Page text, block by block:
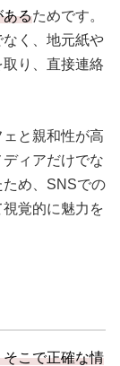
あるためです。
く、地元紙や
り、直接連絡
と親和性が高
ィアだけでな
ため、SNSでの
覚的に魅力を
こで正確な情